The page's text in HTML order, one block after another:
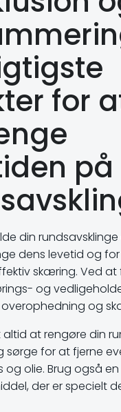
for
på
din
dens levetid og
skæring. Ved at
og
og
at rengøre din
sørge for at fjerne
olie. Brug også en
der er specielt